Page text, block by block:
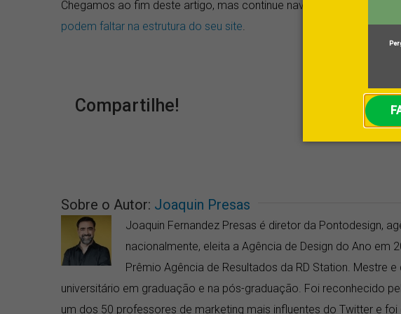
Chegamos ao fim deste artigo, mas continue navegando e saiba
podem faltar na estrutura do seu site.
Compartilhe!
Sobre o Autor: Joaquin Presas
Joaquin Fernandez Presas é diretor da Pontodesign,
nacionalmente, eleita a Agência de Design do Ano em
Prêmio Agência de Resultados da RD Station. Mestre
universitário em graduação e na pós-graduação. Foi reconhecido
um dos 50 professores de marketing mais influentes do Twitter e